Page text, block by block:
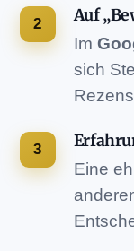
Auf
Im
sich
Eine